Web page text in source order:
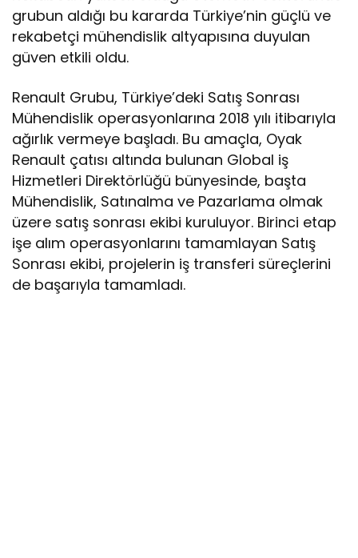
grubun aldığı bu kararda Türkiye’nin güçlü ve
rekabetçi mühendislik altyapısına duyulan
güven etkili oldu.
Renault Grubu, Türkiye’deki Satış Sonrası
Mühendislik operasyonlarına 2018 yılı itibarıyla
ağırlık vermeye başladı. Bu amaçla, Oyak
Renault çatısı altında bulunan Global iş
Hizmetleri Direktörlüğü bünyesinde, başta
Mühendislik, Satınalma ve Pazarlama olmak
üzere satış sonrası ekibi kuruluyor. Birinci etap
işe alım operasyonlarını tamamlayan Satış
Sonrası ekibi, projelerin iş transferi süreçlerini
de başarıyla tamamladı.